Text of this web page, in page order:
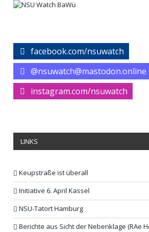
facebook.com/nsuwatch
@nsuwatch@mastodon.online
instagram.com/nsuwatch
LINKS
Keupstraße ist überall
Initiative 6. April Kassel
NSU-Tatort Hamburg
Berichte aus Sicht der Nebenklage (RAe